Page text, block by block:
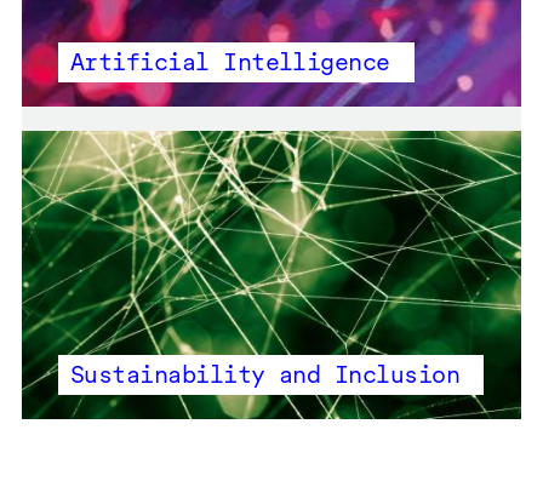
Artificial Intelligence
Sustainability and Inclusion